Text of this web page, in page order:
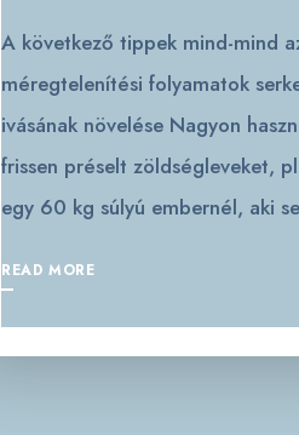
A következő tippek mind-mind
méregtelenítési folyamatok
ivásának növelése Nagyon
frissen préselt zöldségleveket,
egy 60 kg súlyú embernél, aki
READ MORE